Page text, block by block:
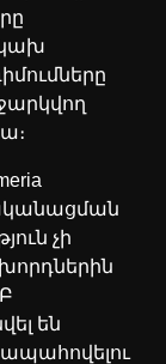
չի
են